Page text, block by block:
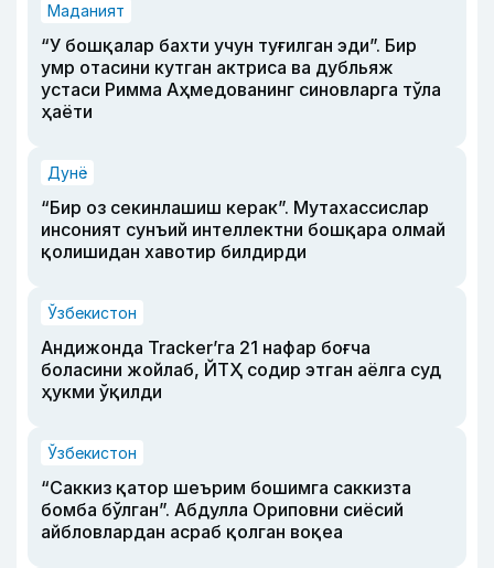
Маданият
“У бошқалар бахти учун туғилган эди”. Бир
умр отасини кутган актриса ва дубльяж
устаси Римма Аҳмедованинг синовларга тўла
ҳаёти
Дунё
“Бир оз секинлашиш керак”. Мутахассислар
инсоният сунъий интеллектни бошқара олмай
қолишидан хавотир билдирди
Ўзбекистон
Андижонда Tracker’га 21 нафар боғча
боласини жойлаб, ЙТҲ содир этган аёлга суд
ҳукми ўқилди
Ўзбекистон
“Саккиз қатор шеърим бошимга саккизта
бомба бўлган”. Абдулла Ориповни сиёсий
айбловлардан асраб қолган воқеа